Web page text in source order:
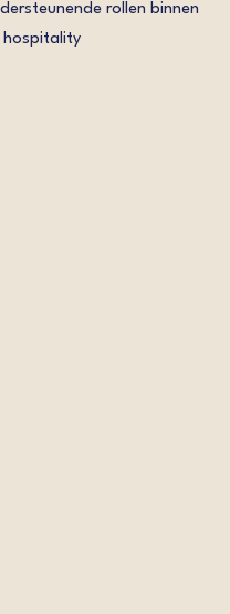
rollen binnen